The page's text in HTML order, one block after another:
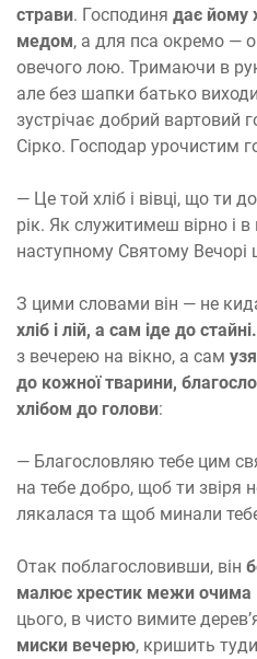
страви. Господиня дає йому
медом, а для пса окремо —
овечого лою. Тримаючи в
але без шапки батько
зустрічає добрий вартовий
Сірко. Господар урочистим
— Це той хліб і вівці, що ти
рік. Як служитимеш вірно і в
наступному Святому Вечорі
З цими словами він — не
хліб і лій, а сам іде до стайні.
з вечерею на вікно, а сам
до кожної тварини,
хлібом до голови:
— Благословляю тебе цим
на тебе добро, щоб ти звіря
лякалася та щоб минали
Отак поблагословивши, він
малює хрестик межи очима
цього, в чисто вимите
миски вечерю, кришить